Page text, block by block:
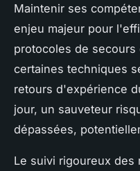
Maintenir ses
enjeu majeur pour
protocoles de
certaines techniques
retours d'expérience
jour, un sauveteur
dépassées,
Le suivi rigoureux des